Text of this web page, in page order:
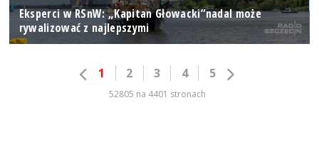
Eksperci w RSnW: „Kapitan Głowacki”nadal może
rywalizować z najlepszymi
1 2 3 4 5
52805 na 4401 stronach